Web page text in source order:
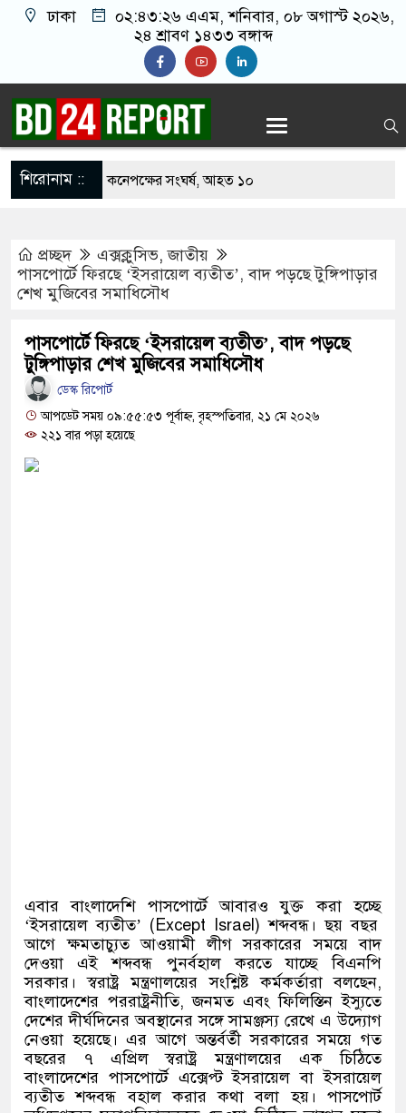
ঢাকা ০২:৪৩:২৬ এএম, শনিবার, ০৮ অগাস্ট ২০২৬,
২৪ শ্রাবণ ১৪৩৩ বঙ্গাব্দ
শিরোনাম ::
নিয়ে বর ও কনেপক্ষের সংঘর্ষ, আহত ১০
দেশজুড়ে পুলিশের সতর্কতা জারি
আ.লীগের গোপন বৈঠক থেকে গ্রেপ্তার ৬
যুবদল সভাপতি আটক, ভিডিও ভাইরাল
দায়ী থাকবে জামায়াত-এনসিপি: রাশেদ খাঁন
দিলেন জামায়াত বহিষ্কাকৃত গাজী নজরুলের ১২
প্রচ্ছদ এক্সক্লুসিভ,জাতীয়
পাসপোর্টে ফিরছে ‘ইসরায়েল ব্যতীত’, বাদ পড়ছে টুঙ্গিপাড়ার
শেখ মুজিবের সমাধিসৌধ
পাসপোর্টে ফিরছে ‘ইসরায়েল ব্যতীত’, বাদ পড়ছে
টুঙ্গিপাড়ার শেখ মুজিবের সমাধিসৌধ
ডেস্ক রিপোর্ট
আপডেট সময় ০৯:৫৫:৫৩ পূর্বাহ্ন, বৃহস্পতিবার, ২১ মে ২০২৬
২২১ বার পড়া হয়েছে
এবার বাংলাদেশি পাসপোর্টে আবারও যুক্ত করা হচ্ছে
‘ইসরায়েল ব্যতীত’ (Except Israel)শব্দবন্ধ। ছয় বছর
আগে ক্ষমতাচ্যুত আওয়ামী লীগ সরকারের সময়ে বাদ
দেওয়া এই শব্দবন্ধ পুনর্বহাল করতে যাচ্ছে বিএনপি
সরকার। স্বরাষ্ট্র মন্ত্রণালয়ের সংশ্লিষ্ট কর্মকর্তারা বলছেন,
বাংলাদেশের পররাষ্ট্রনীতি,জনমত এবং ফিলিস্তিন ইস্যুতে
দেশের দীর্ঘদিনের অবস্থানের সঙ্গে সামঞ্জস্য রেখে এ উদ্যোগ
নেওয়া হয়েছে। এর আগে অন্তর্বর্তী সরকারের সময়ে গত
বছরের ৭ এপ্রিল স্বরাষ্ট্র মন্ত্রণালয়ের এক চিঠিতে
বাংলাদেশের পাসপোর্টে এক্সেপ্ট ইসরায়েল বা ইসরায়েল
ব্যতীত শব্দবন্ধ বহাল করার কথা বলা হয়। পাসপোর্ট